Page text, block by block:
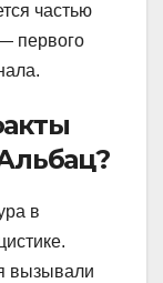
частью
первого
в
вызывали